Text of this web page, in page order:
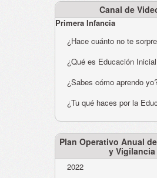
Canal de
Primera Infancia
¿Hace cuánto no te
¿Qué es Educación
¿Sabes cómo aprendo
¿Tu qué haces por la
Plan Operativo Anual
y Vigilancia
2022